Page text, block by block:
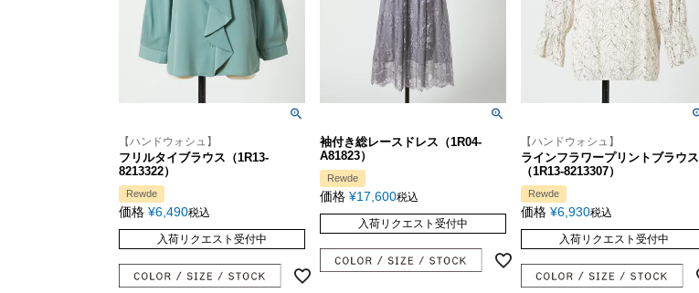
【ハンドウォシュ】
フリルタイブラウス（1R13-
8213322）
Rewde
価格 ¥6,490税込
入荷リクエスト受付中
袖付き総レースドレス（1R04-
A81823）
Rewde
価格 ¥17,600税込
入荷リクエスト受付中
【ハンドウォシュ】
ラインフラワープリントブラウス
（1R13-8213307）
Rewde
価格 ¥6,930税込
入荷リクエスト受付中